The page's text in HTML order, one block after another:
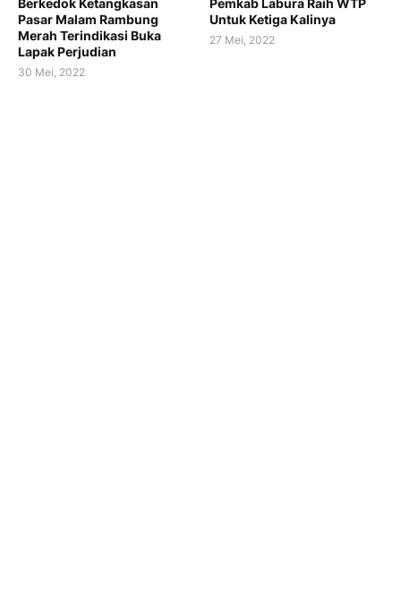
Berkedok Ketangkasan
Pasar Malam Rambung
Merah Terindikasi Buka
Lapak Perjudian
30 Mei, 2022
Pemkab Labura Raih WTP
Untuk Ketiga Kalinya
27 Mei, 2022